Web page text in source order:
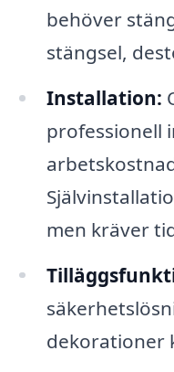
behöver
stängsel,
Installation:
professionell
men kräver
dekorationer